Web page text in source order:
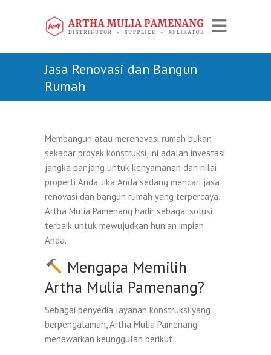
Jasa Renovasi dan Bangun
Rumah
Membangun atau merenovasi rumah bukan
sekadar proyek konstruksi, ini adalah investasi
jangka panjang untuk kenyamanan dan nilai
properti Anda. Jika Anda sedang mencari jasa
renovasi dan bangun rumah yang terpercaya,
Artha Mulia Pamenang hadir sebagai solusi
terbaik untuk mewujudkan hunian impian
Anda.
Mengapa Memilih
Artha Mulia Pamenang?
Sebagai penyedia layanan konstruksi yang
berpengalaman, Artha Mulia Pamenang
menawarkan keunggulan berikut: